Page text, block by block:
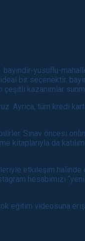
yusuflu-
bir seçenektir.
çeşitli kazanımlar
Ayrıca, tüm kredi
Sınav öncesi
kitaplarıyla da
etkileşim
hesabımızı
eğitim videosuna